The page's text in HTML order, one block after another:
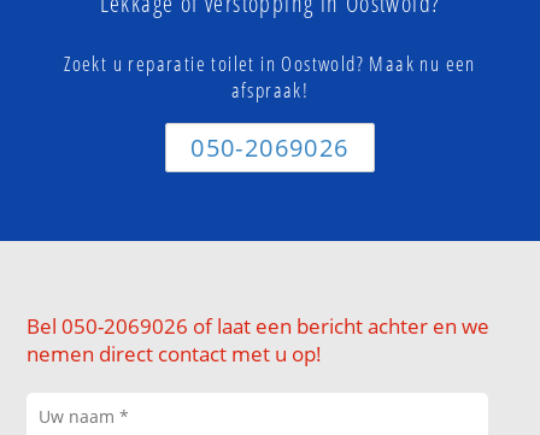
Zoekt u reparatie toilet in Oostwold? Maak nu een
afspraak!
050-2069026
Bel 050-2069026 of laat een bericht achter en we
nemen direct contact met u op!